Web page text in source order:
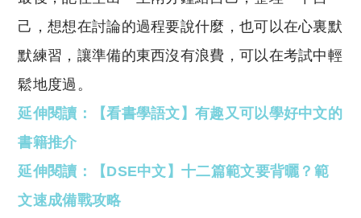
己，想想在討論的過程要說什麼，也可以在心裏默
默練習，讓準備的東西沒有浪費，可以在考試中輕
鬆地度過。
延伸閱讀：【看書學語文】有趣又可以學好中文的
書籍推介
延伸閱讀：【DSE中文】十二篇範文要背曬？範
文速成備戰攻略